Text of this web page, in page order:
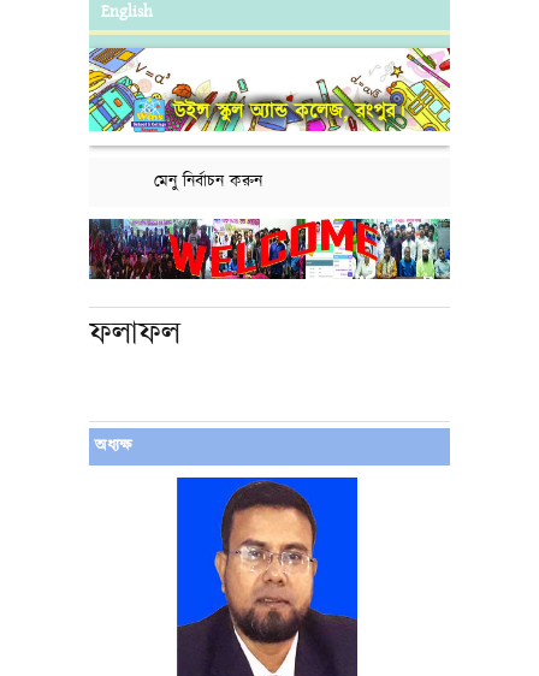
English
উইন্স স্কুল অ্যান্ড কলেজ, রংপুর।
মেনু নির্বাচন করুন
ফলাফল
অধ্যক্ষ